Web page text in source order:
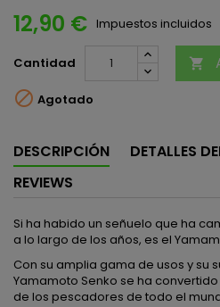
12,90 € Impuestos incluidos
Cantidad 
 Agotado
DESCRIPCIÓN
DETALLES
REVIEWS
Si ha habido un señuelo que ha
a lo largo de los años, es el
Con su amplia gama de usos y su
Yamamoto Senko se ha
de los pescadores de todo el